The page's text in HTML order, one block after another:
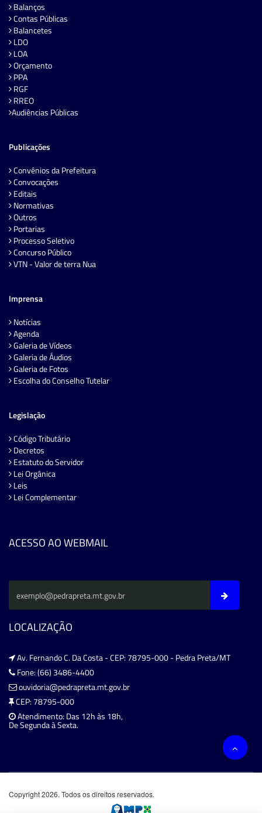
Balanços
Contas Públicas
Balancetes
LDO
LOA
Orçamento
PPA
RGF
RREO
Audiências Públicas
Publicações
Convênios da Prefeitura
Convocações
Editais
Normativas
Outros
Portarias
Processo Seletivo
Concurso Público
VTN - Valor de terra Nua
Imprensa
Notícias
Agenda
Galeria de Vídeos
Galeria de Áudios
Galeria de Fotos
Escolha do Conselho Tutelar
Legislação
Código Tributário
Decretos
Estatuto do Servidor
Lei Orgânica
Leis
Lei Complementar
ACESSO AO WEBMAIL
LOCALIZAÇÃO
Av. Fernando C. Da Costa - CEP: 78795-000 - Pedra Preta/MT
Fone: (66) 3486-4400
ouvidoria@pedrapreta.mt.gov.br
CEP: 78795-000
Atendimento: Das 12h às 18h,
De Segunda à Sexta.
Copyright 2026. Todos os direitos reservados.